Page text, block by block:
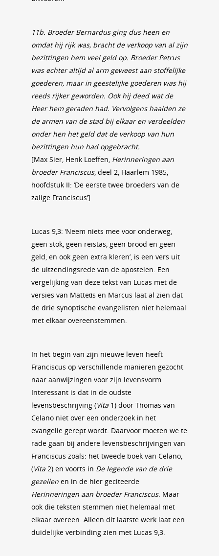
11b. Broeder Bernardus ging dus heen en
omdat hij rijk was, bracht de verkoop van al zijn
bezittingen hem veel geld op. Broeder Petrus
was echter altijd al arm geweest aan stoffelijke
goederen, maar in geestelijke goederen was hij
reeds rijker geworden. Ook hij deed wat de
Heer hem geraden had. Vervolgens haalden ze
de armen van de stad bij elkaar en verdeelden
onder hen het geld dat de verkoop van hun
bezittingen hun had opgebracht.
[Max Sier, Henk Loeffen, Herinneringen aan
broeder Franciscus, deel 2, Haarlem 1985,
hoofdstuk II: ‘De eerste twee broeders van de
zalige Franciscus’]
Lucas 9,3: ‘Neem niets mee voor onderweg,
geen stok, geen reistas, geen brood en geen
geld, en ook geen extra kleren’, is een vers uit
de uitzendingsrede van de apostelen. Een
vergelijking van deze tekst van Lucas met de
versies van Matteüs en Marcus laat al zien dat
de drie synoptische evangelisten niet helemaal
met elkaar overeenstemmen.
In het begin van zijn nieuwe leven heeft
Franciscus op verschillende manieren gezocht
naar aanwijzingen voor zijn levensvorm.
Interessant is dat in de oudste
levensbeschrijving (Vita 1) door Thomas van
Celano niet over een onderzoek in het
evangelie gerept wordt. Daarvoor moeten we te
rade gaan bij andere levensbeschrijvingen van
Franciscus zoals: het tweede boek van Celano,
(Vita 2) en voorts in De legende van de drie
gezellen en in de hier geciteerde
Herinneringen aan broeder Franciscus. Maar
ook die teksten stemmen niet helemaal met
elkaar overeen. Alleen dit laatste werk laat een
duidelijke verbinding zien met Lucas 9,3.